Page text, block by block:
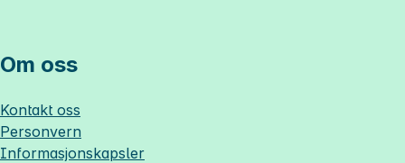
Om oss
Kontakt oss
Personvern
Informasjonskapsler